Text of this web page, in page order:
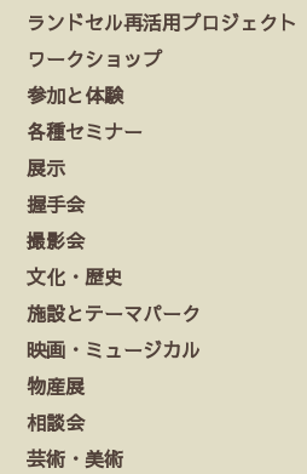
ランドセル再活用プロジェクト
ワークショップ
参加と体験
各種セミナー
展示
握手会
撮影会
文化・歴史
施設とテーマパーク
映画・ミュージカル
物産展
相談会
芸術・美術